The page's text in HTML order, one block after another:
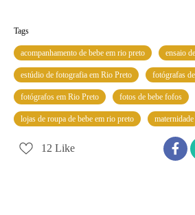
Tags
acompanhamento de bebe em rio preto ensaio
estúdio de fotografia em Rio Preto fotógrafas
fotógrafos em Rio Preto fotos de bebe fofos
lojas de roupa de bebe em rio preto maternidade
12 Like